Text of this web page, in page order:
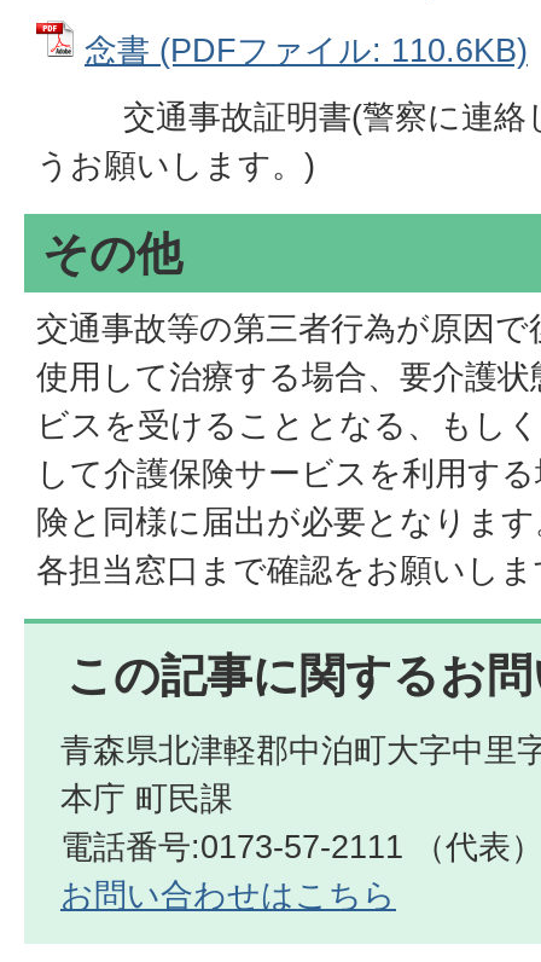
念書 (PDFファイル: 110.6KB)
交通事故証明書(警察に連絡
うお願いします。)
その他
交通事故等の第三者行為が原因
使用して治療する場合、要介護
ビスを受けることとなる、もし
して介護保険サービスを利用す
険と同様に届出が必要となりま
各担当窓口まで確認をお願いし
この記事に関するお
青森県北津軽郡中泊町大字中里
本庁 町民課
電話番号:0173-57-2111 （代表
お問い合わせはこちら